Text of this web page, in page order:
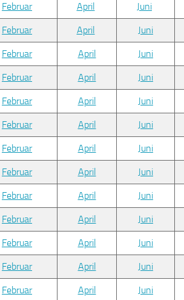
Februar April Juni
Februar April Juni
Februar April Juni
Februar April Juni
Februar April Juni
Februar April Juni
Februar April Juni
Februar April Juni
Februar April Juni
Februar April Juni
Februar April Juni
Februar April Juni
Februar April Juni